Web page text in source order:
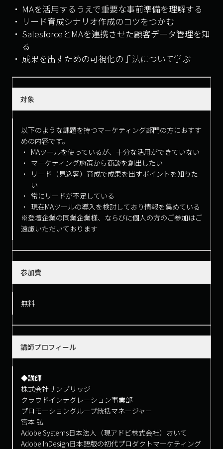
MAを活用するうえで重要な事前準備を理解する
リード育成シナリオ作成のコツをつかむ
SalesforceとMAを連携させた顧客データ管理を知
る
成果を出すための可視化の手法について学ぶ
対象
以下のような課題を持つマーケティング部門の方におすす
めの内容です。
MAツールを使っているが、十分な活用ができていない
マーケティング施策から商談を創出したい
リード（見込客）育成で成果を出すポイントを知りた
い
常にリードが不足している
現在MAツールの導入を検討しており情報を集めている
※登壇企業の同業企業様、ならびに個人の方のご参加はご
遠慮いただいております
参加費
無料
講師プロフィール
◆講師
株式会社サンブリッジ
クラウドインテグレーション事業部
プロモーショングループ統括マネージャー
宮本 弘
Adobe Systems日本法人（現アドビ株式会社）おいて
Adobe InDesign日本語版の初代プロダクトマーケティング